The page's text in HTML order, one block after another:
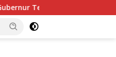
Kualitas Pendidikan